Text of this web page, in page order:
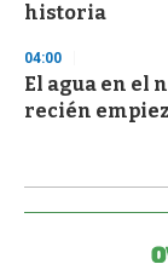
historia
04:00
El agua en el
recién